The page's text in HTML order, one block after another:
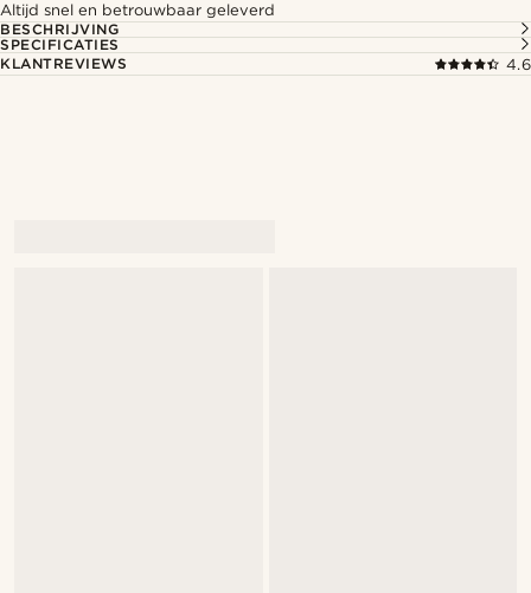
Altijd snel en betrouwbaar geleverd
BESCHRIJVING
SPECIFICATIES
KLANTREVIEWS
4.6